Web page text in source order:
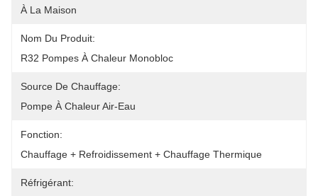
À La Maison
Nom Du Produit:
R32 Pompes À Chaleur Monobloc
Source De Chauffage:
Pompe À Chaleur Air-Eau
Fonction:
Chauffage + Refroidissement + Chauffage Thermique
Réfrigérant: